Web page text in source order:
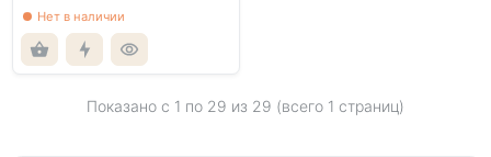
Нет в наличии
Показано с 1 по 29 из 29 (всего 1 страниц)